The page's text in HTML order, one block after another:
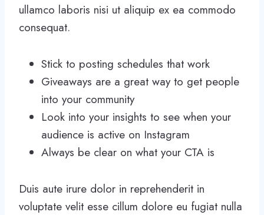
ullamco laboris nisi ut aliquip ex ea commodo
consequat.
Stick to posting schedules that work
Giveaways are a great way to get people
into your community
Look into your insights to see when your
audience is active on Instagram
Always be clear on what your CTA is
Duis aute irure dolor in reprehenderit in
voluptate velit esse cillum dolore eu fugiat nulla